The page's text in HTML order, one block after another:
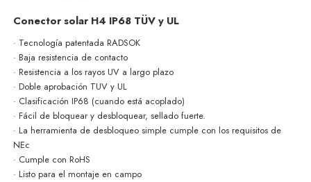
Conector solar H4 IP68 TÜV y UL
· Tecnología patentada RADSOK
· Baja resistencia de contacto
· Resistencia a los rayos UV a largo plazo
· Doble aprobación TUV y UL
· Clasificación IP68 (cuando está acoplado)
· Fácil de bloquear y desbloquear, sellado fuerte.
· La herramienta de desbloqueo simple cumple con los requisitos de
NEc
· Cumple con RoHS
· Listo para el montaje en campo